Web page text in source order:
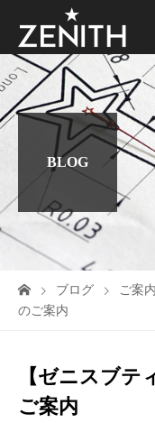
BLOG
ブログ ご案内
のご案内
【ゼニスブテ
ご案内